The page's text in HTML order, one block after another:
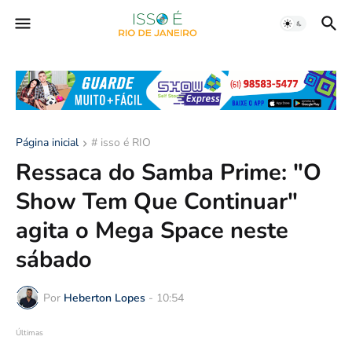
Página inicial # isso é RIO
Ressaca do Samba Prime: "O
Show Tem Que Continuar"
agita o Mega Space neste
sábado
Por Heberton Lopes - 10:54
Últimas